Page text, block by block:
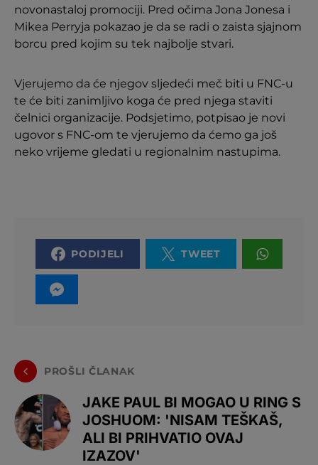
novonastaloj promociji. Pred očima Jona Jonesa i
Mikea Perryja pokazao je da se radi o zaista sjajnom
borcu pred kojim su tek najbolje stvari.
Vjerujemo da će njegov sljedeći meč biti u FNC-u
te će biti zanimljivo koga će pred njega staviti
čelnici organizacije. Podsjetimo, potpisao je novi
ugovor s FNC-om te vjerujemo da ćemo ga još
neko vrijeme gledati u regionalnim nastupima.
PODIJELI TWEET
PROŠLI ČLANAK
JAKE PAUL BI MOGAO U RING S
JOSHUOM: 'NISAM TEŠKAŠ,
ALI BI PRIHVATIO OVAJ
IZAZOV'